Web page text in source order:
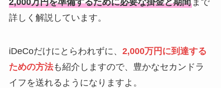
2,000万円を準備するために必要な掛金と期間まで
詳しく解説しています。
iDeCoだけにとらわれずに、 2,000万円に到達する
ための方法も紹介しますので、豊かなセカンドラ
イフを送れるようになりますよ。